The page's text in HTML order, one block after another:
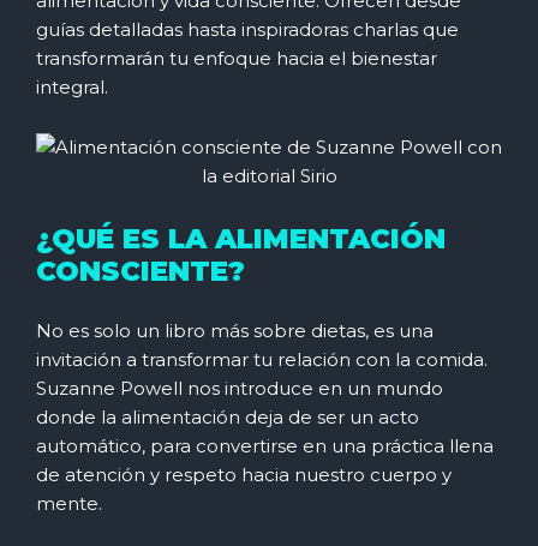
guías detalladas hasta inspiradoras charlas que
transformarán tu enfoque hacia el bienestar
integral.
¿QUÉ ES LA ALIMENTACIÓN
CONSCIENTE?
No es solo un libro más sobre dietas, es una
invitación a transformar tu relación con la comida.
Suzanne Powell nos introduce en un mundo
donde la alimentación deja de ser un acto
automático, para convertirse en una práctica llena
de atención y respeto hacia nuestro cuerpo y
mente.